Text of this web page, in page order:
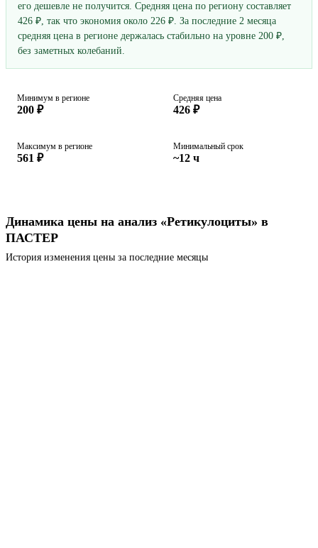
его дешевле не получится. Средняя цена по региону составляет
426 ₽, так что экономия около 226 ₽. За последние 2 месяца
средняя цена в регионе держалась стабильно на уровне 200 ₽,
без заметных колебаний.
Минимум в регионе
200 ₽
Средняя цена
426 ₽
Максимум в регионе
561 ₽
Минимальный срок
~12 ч
Динамика цены на анализ «Ретикулоциты» в
ПАСТЕР
История изменения цены за последние месяцы